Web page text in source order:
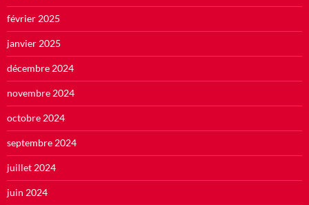
février 2025
janvier 2025
décembre 2024
novembre 2024
octobre 2024
septembre 2024
juillet 2024
juin 2024